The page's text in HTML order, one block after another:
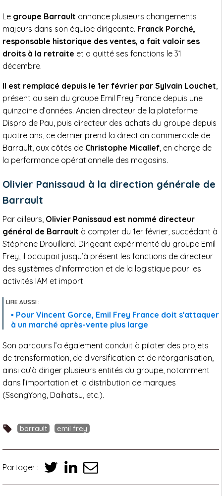
Le groupe Barrault annonce plusieurs changements
majeurs dans son équipe dirigeante. Franck Porché,
responsable historique des ventes, a fait valoir ses
droits à la retraite et a quitté ses fonctions le 31
décembre.
Il est remplacé depuis le 1er février par Sylvain Louchet,
présent au sein du groupe Emil Frey France depuis une
quinzaine d’années. Ancien directeur de la plateforme
Dispro de Pau, puis directeur des achats du groupe depuis
quatre ans, ce dernier prend la direction commerciale de
Barrault, aux côtés de Christophe Micallef, en charge de
la performance opérationnelle des magasins.
Olivier Panissaud à la direction générale de
Barrault
Par ailleurs, Olivier Panissaud est nommé directeur
général de Barrault à compter du 1er février, succédant à
Stéphane Drouillard. Dirigeant expérimenté du groupe Emil
Frey, il occupait jusqu’à présent les fonctions de directeur
des systèmes d’information et de la logistique pour les
activités IAM et import.
Pour Vincent Gorce, Emil Frey France doit s'attaquer
à un marché après-vente plus large
Son parcours l’a également conduit à piloter des projets
de transformation, de diversification et de réorganisation,
ainsi qu’à diriger plusieurs entités du groupe, notamment
dans l’importation et la distribution de marques
(SsangYong, Daihatsu, etc.).
barrault emil frey
Partager :